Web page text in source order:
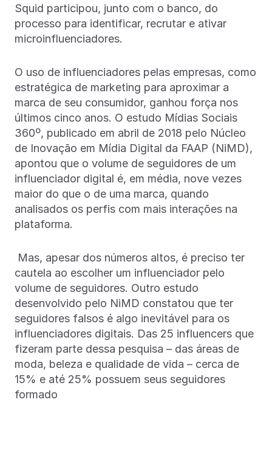
Squid participou, junto com o banco, do
processo para identificar, recrutar e ativar
microinfluenciadores.
O uso de influenciadores pelas empresas, como
estratégica de marketing para aproximar a
marca de seu consumidor, ganhou força nos
últimos cinco anos. O estudo Mídias Sociais
360º, publicado em abril de 2018 pelo Núcleo
de Inovação em Mídia Digital da FAAP (NiMD),
apontou que o volume de seguidores de um
influenciador digital é, em média, nove vezes
maior do que o de uma marca, quando
analisados os perfis com mais interações na
plataforma.
Mas, apesar dos números altos, é preciso ter
cautela ao escolher um influenciador pelo
volume de seguidores. Outro estudo
desenvolvido pelo NiMD constatou que ter
seguidores falsos é algo inevitável para os
influenciadores digitais. Das 25 influencers que
fizeram parte dessa pesquisa – das áreas de
moda, beleza e qualidade de vida – cerca de
15% e até 25% possuem seus seguidores
formado